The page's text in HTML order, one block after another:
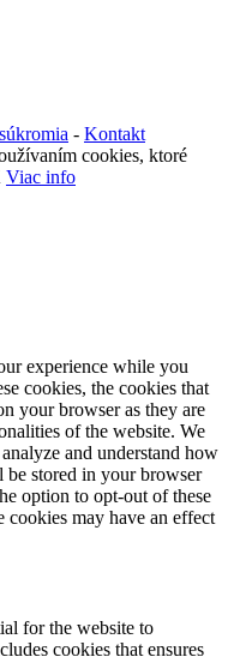
- Kontakt
cookies, ktoré
Viac info
experience while you
cookies, the cookies that
your browser as they are
of the website. We
and understand how
be stored in your browser
option to opt-out of these
cookies may have an effect
for the website to
cookies that ensures